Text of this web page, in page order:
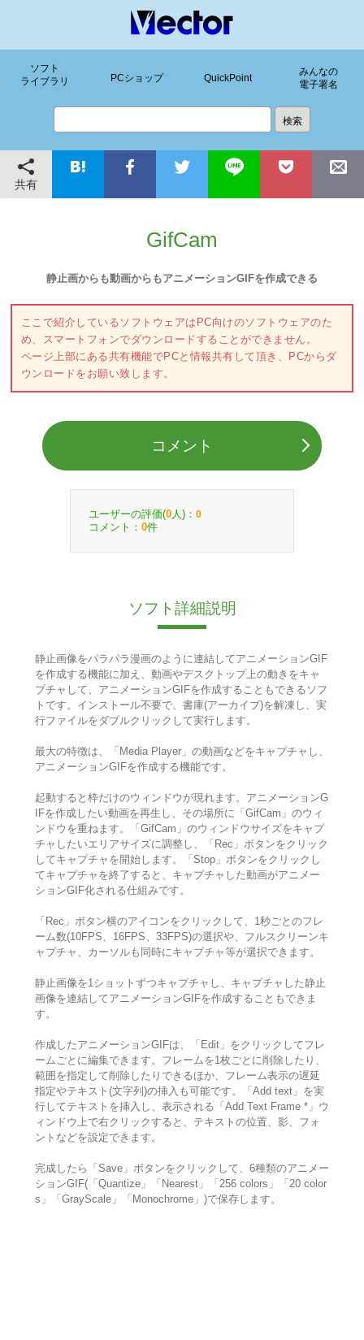
ソフト
ライブラリ
PCショップ QuickPoint
みんなの
電子署名
共有
GifCam
静止画からも動画からもアニメーションGIFを作成できる
ここで紹介しているソフトウェアはPC向けのソフトウェアのた
め、スマートフォンでダウンロードすることができません。
ページ上部にある共有機能でPCと情報共有して頂き、PCからダ
ウンロードをお願い致します。
コメント
ユーザーの評価(0 人)： 0
コメント： 0件
ソフト詳細説明
静止画像をパラパラ漫画のように連結してアニメーションGIF
を作成する機能に加え、動画やデスクトップ上の動きをキャ
プチャして、アニメーションGIFを作成することもできるソフ
トです。インストール不要で、書庫(アーカイブ)を解凍し、実
行ファイルをダブルクリックして実行します。
最大の特徴は、「Media Player」の動画などをキャプチャし、
アニメーションGIFを作成する機能です。
起動すると枠だけのウィンドウが現れます。アニメーションG
IFを作成したい動画を再生し、その場所に「GifCam」のウィ
ンドウを重ねます。「GifCam」のウィンドウサイズをキャプ
チャしたいエリアサイズに調整し、「Rec」ボタンをクリック
してキャプチャを開始します。「Stop」ボタンをクリックし
てキャプチャを終了すると、キャプチャした動画がアニメー
ションGIF化される仕組みです。
「Rec」ボタン横のアイコンをクリックして、1秒ごとのフレ
ーム数(10FPS、16FPS、33FPS)の選択や、フルスクリーンキ
ャプチャ、カーソルも同時にキャプチャ等が選択できます。
静止画像を1ショットずつキャプチャし、キャプチャした静止
画像を連結してアニメーションGIFを作成することもできま
す。
作成したアニメーションGIFは、「Edit」をクリックしてフレ
ームごとに編集できます。フレームを1枚ごとに削除したり、
範囲を指定して削除したりできるほか、フレーム表示の遅延
指定やテキスト(文字列)の挿入も可能です。「Add text」を実
行してテキストを挿入し、表示される「Add Text Frame *」ウ
ィンドウ上で右クリックすると、テキストの位置、影、フォ
ントなどを設定できます。
完成したら「Save」ボタンをクリックして、6種類のアニメー
ションGIF(「Quantize」「Nearest」「256 colors」「20 color
s」「GrayScale」「Monochrome」)で保存します。